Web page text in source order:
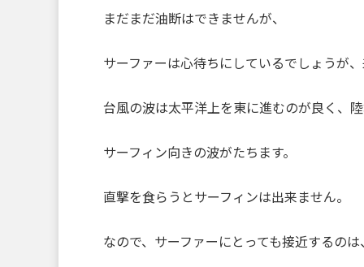
まだまだ油断はできませんが、
サーファーは心待ちにしているでしょうが
台風の波は太平洋上を東に進むのが良く、
サーフィン向きの波がたちます。
直撃を食らうとサーフィンは出来ません。
なので、サーファーにとっても接近するの